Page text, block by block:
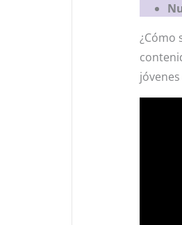
¿Cómo